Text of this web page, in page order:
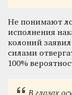
Не понимают
исполнения
колоний
силами
100%
В глазах